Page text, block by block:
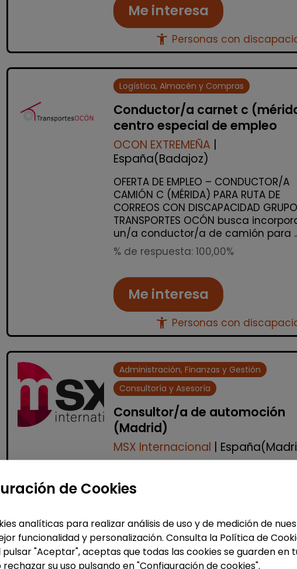
Me interesa
accessibility_new Personas con
Logística, Almacén y Compras
Conductor/a carnet c
centro especial de empleo
OCON EXTREMEÑA |
España(Badajoz)
OFERTA DE EMPLEO – CONDUCTOR/A
CAMIÓN C (MÉRIDA) PARA RUTA DE
CORREOS CON DISCAPACIDAD GRUPO
TRANSPORTES OCÓN busca
un/a conductor/a de camión para
% de respuesta: 100,00%
Me interesa
accessibility_new Personas con
Administración, Finanzas y Gestión
Consultoría y Asesoría
Consultor/a de automoción
(Madrid)
MSX Internacional |
proveedor líder mundial de
comerciales externalizadas para la
de 80 países. La amplia experienc...
Me interesa
de Cookies
analíticas para realizar análisis de uso y de medición de
funcionalidad y personalización. Consulta la Política de
"Aceptar", aceptas que todas las cookies se guarden en
su uso pulsando en "Configuración de cookies".